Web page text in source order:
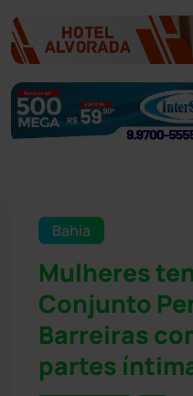
Bahia
Mulheres
Conjunto
Barreiras
partes